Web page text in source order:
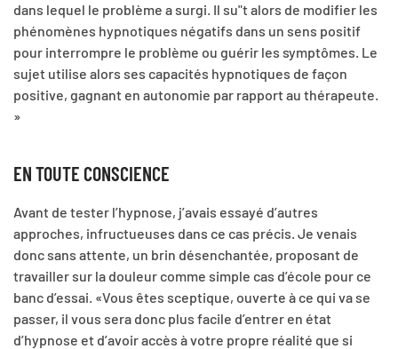
dans lequel le problème a surgi. Il su"t alors de modifier les
phénomènes hypnotiques négatifs dans un sens positif
pour interrompre le problème ou guérir les symptômes. Le
sujet utilise alors ses capacités hypnotiques de façon
positive, gagnant en autonomie par rapport au thérapeute.
»
EN TOUTE CONSCIENCE
Avant de tester l’hypnose, j’avais essayé d’autres
approches, infructueuses dans ce cas précis. Je venais
donc sans attente, un brin désenchantée, proposant de
travailler sur la douleur comme simple cas d’école pour ce
banc d’essai. «Vous êtes sceptique, ouverte à ce qui va se
passer, il vous sera donc plus facile d’entrer en état
d’hypnose et d’avoir accès à votre propre réalité que si